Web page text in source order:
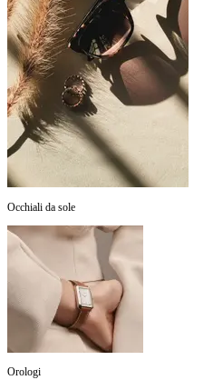
Occhiali da sole
Orologi